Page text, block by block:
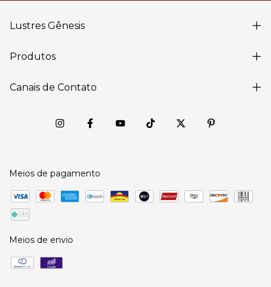
Lustres Gênesis
Produtos
Canais de Contato
Meios de pagamento
Meios de envio